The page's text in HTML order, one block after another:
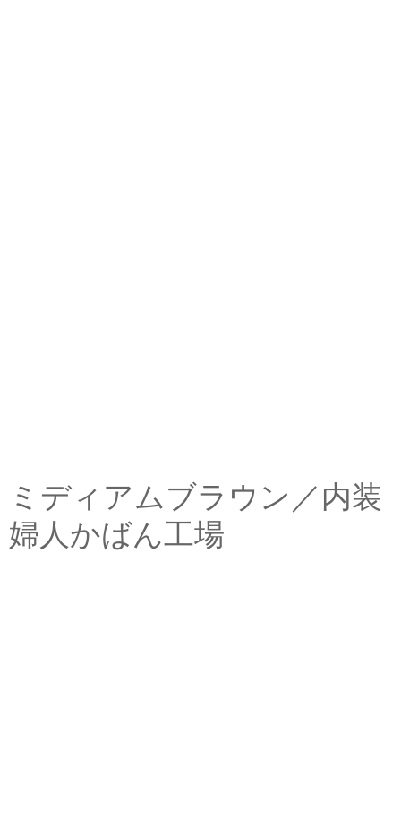
ミディアムブラウン／内装
婦人かばん工場